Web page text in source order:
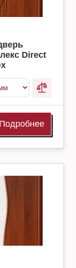
Direct
Подробнее